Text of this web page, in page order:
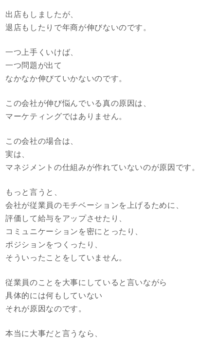
出店もしましたが、
退店もしたりで年商が伸びないのです。
一つ上手くいけば、
一つ問題が出て
なかなか伸びていかないのです。
この会社が伸び悩んでいる真の原因は、
マーケティングではありません。
この会社の場合は、
実は、
マネジメントの仕組みが作れていないのが原因です。
もっと言うと、
会社が従業員のモチベーションを上げるために、
評価して給与をアップさせたり、
コミュニケーションを密にとったり、
ポジションをつくったり、
そういったことをしていません。
従業員のことを大事にしていると言いながら
具体的には何もしていない
それが原因なのです。
本当に大事だと言うなら、